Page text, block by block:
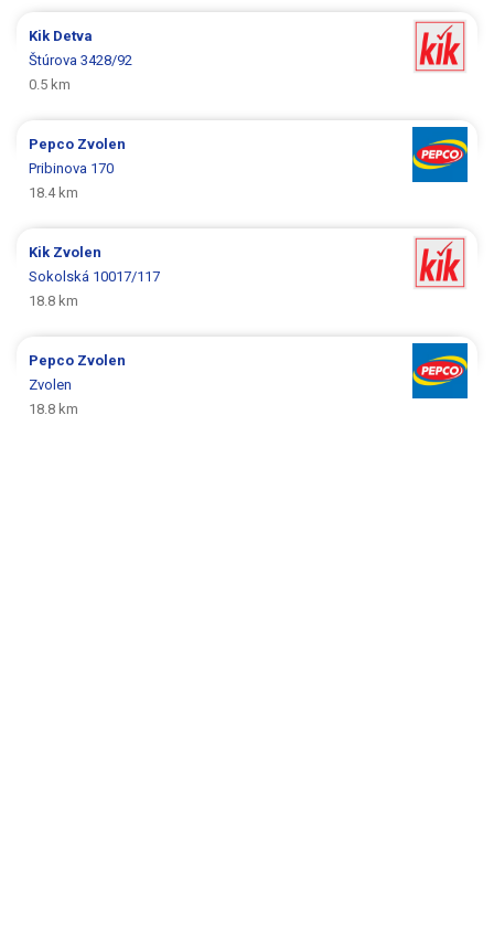
Kik Detva
Štúrova 3428/92
0.5 km
Pepco Zvolen
Pribinova 170
18.4 km
Kik Zvolen
Sokolská 10017/117
18.8 km
Pepco Zvolen
Zvolen
18.8 km